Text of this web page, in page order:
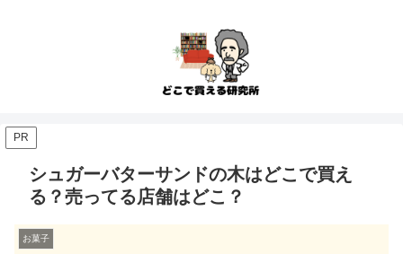
PR
シュガーバターサンドの木はどこで買え
る？売ってる店舗はどこ？
お菓子